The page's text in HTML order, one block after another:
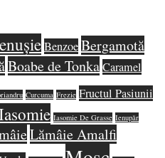
BenzoeBergamotă
Boabe de TonkaCaramel
Curcuma Frezie Fructul Pasiunii
Iasomie De Grasse Ienupăr
Lămâie Amalfi